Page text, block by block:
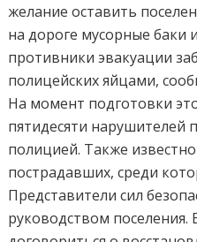
желание оставить
на дороге мусорные баки
противники эвакуации
полицейских яйцами,
На момент подготовки
пятидесяти нарушителей
полицией. Также
пострадавших, среди
Представители сил
руководством поселения.